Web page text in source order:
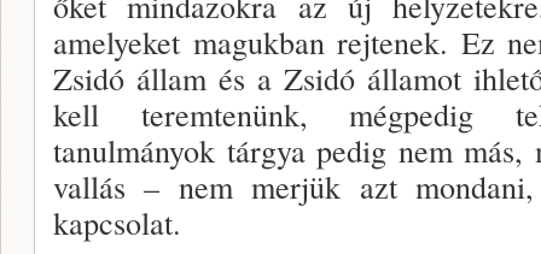
amelyeket magukban rejtenek. Ez
Zsidó állam és a Zsidó államot
kell teremtenünk, mégpedig
tanulmányok tárgya pedig nem
vallás – nem merjük azt
kapcsolat.